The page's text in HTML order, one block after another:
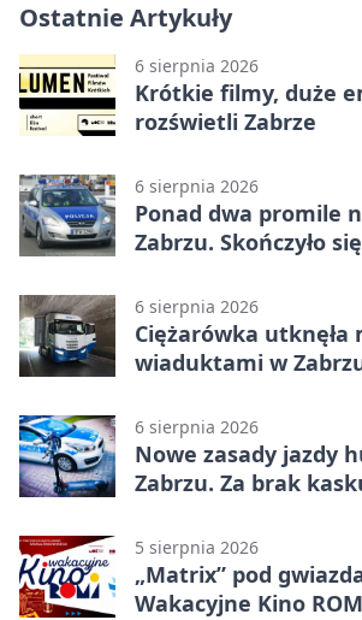
Ostatnie Artykuły
6 sierpnia 2026
Krótkie filmy, duże
rozświetli Zabrze
6 sierpnia 2026
Ponad dwa promile
Zabrzu. Skończyło
6 sierpnia 2026
Ciężarówka utknęła
wiaduktami w
6 sierpnia 2026
Nowe zasady jazdy
Zabrzu. Za brak
5 sierpnia 2026
„Matrix” pod
Wakacyjne Kino